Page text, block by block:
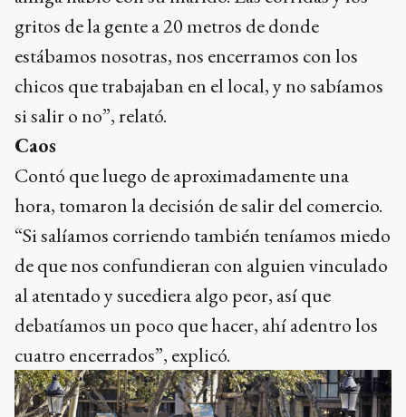
gritos de la gente a 20 metros de donde
estábamos nosotras, nos encerramos con los
chicos que trabajaban en el local, y no sabíamos
si salir o no”, relató.
Caos
Contó que luego de aproximadamente una
hora, tomaron la decisión de salir del comercio.
“Si salíamos corriendo también teníamos miedo
de que nos confundieran con alguien vinculado
al atentado y sucediera algo peor, así que
debatíamos un poco que hacer, ahí adentro los
cuatro encerrados”, explicó.